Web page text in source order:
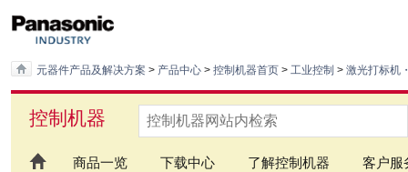
元器件产品及解决方案 > 产品中心 > 控制机器首页 > 工业控制 > 激光打标机
控制机器
商品一览 下载中心 了解控制机器 客户服